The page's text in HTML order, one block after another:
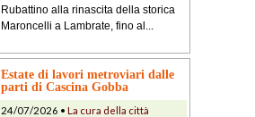
Rubattino alla rinascita della storica
Maroncelli a Lambrate, fino al...
Estate di lavori metroviari dalle
parti di Cascina Gobba
24/07/2026 • La cura della città